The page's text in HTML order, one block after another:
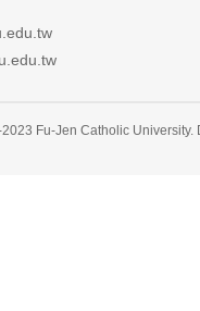
Fu-Jen Catholic